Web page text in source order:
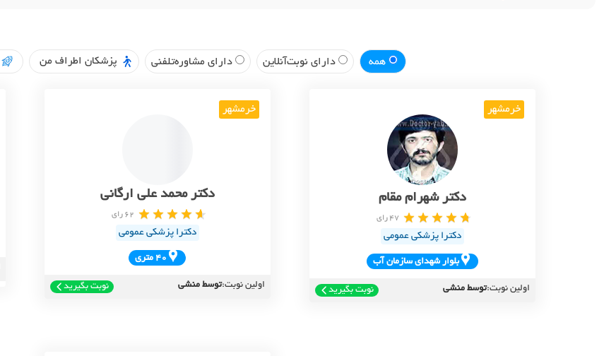
همه دارای نوبت‌آنلاین دارای مشاوره‌تلفنی پزشکان اطراف من
خرمشهر
دکتر شهرام مقام
47 رای
دکترا پزشکی عمومی
بلوار شهداي سازمان آب
اولین نوبت:توسط منشی نوبت بگیرید
خرمشهر
دکتر محمد علی ارگانی
62 رای
دکترا پزشکی عمومی
40 متري
اولین نوبت:توسط منشی نوبت بگیرید